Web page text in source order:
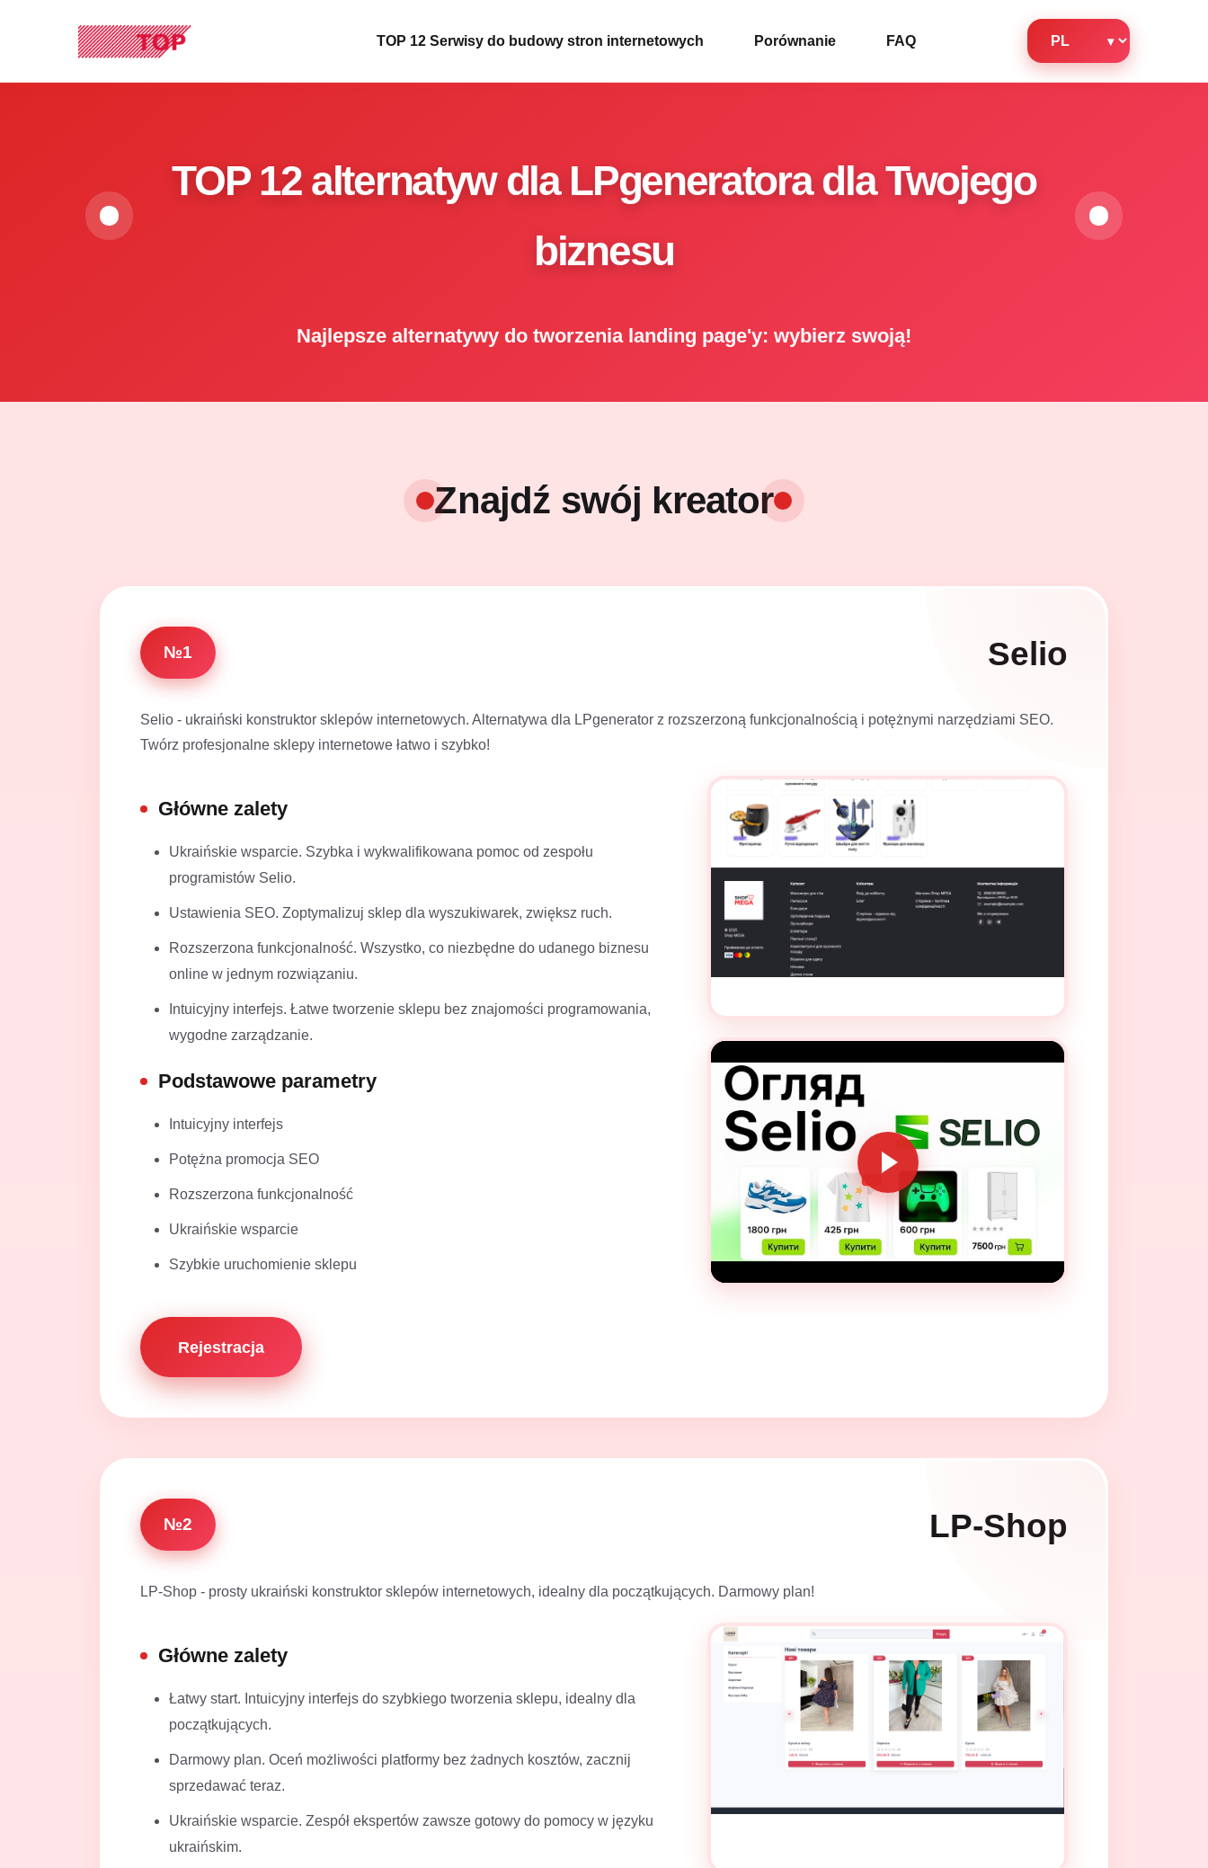
TOP 12 Serwisy do budowy stron internetowych Porównanie FAQ
TOP 12 alternatyw dla LPgeneratora dla Twojego
biznesu
Najlepsze alternatywy do tworzenia landing page'y: wybierz swoją!
Znajdź swój kreator
№1 Selio
Selio - ukraiński konstruktor sklepów internetowych. Alternatywa dla LPgenerator z rozszerzoną funkcjonalnością i potężnymi narzędziami SEO.
Twórz profesjonalne sklepy internetowe łatwo i szybko!
Główne zalety
Ukraińskie wsparcie. Szybka i wykwalifikowana pomoc od zespołu
programistów Selio.
Ustawienia SEO. Zoptymalizuj sklep dla wyszukiwarek, zwiększ ruch.
Rozszerzona funkcjonalność. Wszystko, co niezbędne do udanego biznesu
online w jednym rozwiązaniu.
Intuicyjny interfejs. Łatwe tworzenie sklepu bez znajomości programowania,
wygodne zarządzanie.
Podstawowe parametry
Intuicyjny interfejs
Potężna promocja SEO
Rozszerzona funkcjonalność
Ukraińskie wsparcie
Szybkie uruchomienie sklepu
Rejestracja
№2 LP-Shop
LP-Shop - prosty ukraiński konstruktor sklepów internetowych, idealny dla początkujących. Darmowy plan!
Główne zalety
Łatwy start. Intuicyjny interfejs do szybkiego tworzenia sklepu, idealny dla
początkujących.
Darmowy plan. Oceń możliwości platformy bez żadnych kosztów, zacznij
sprzedawać teraz.
Ukraińskie wsparcie. Zespół ekspertów zawsze gotowy do pomocy w języku
ukraińskim.